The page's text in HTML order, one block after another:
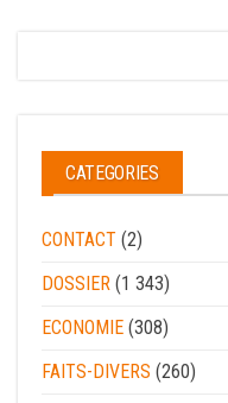
CATEGORIES
CONTACT (2)
DOSSIER (1 343)
ECONOMIE (308)
FAITS-DIVERS (260)